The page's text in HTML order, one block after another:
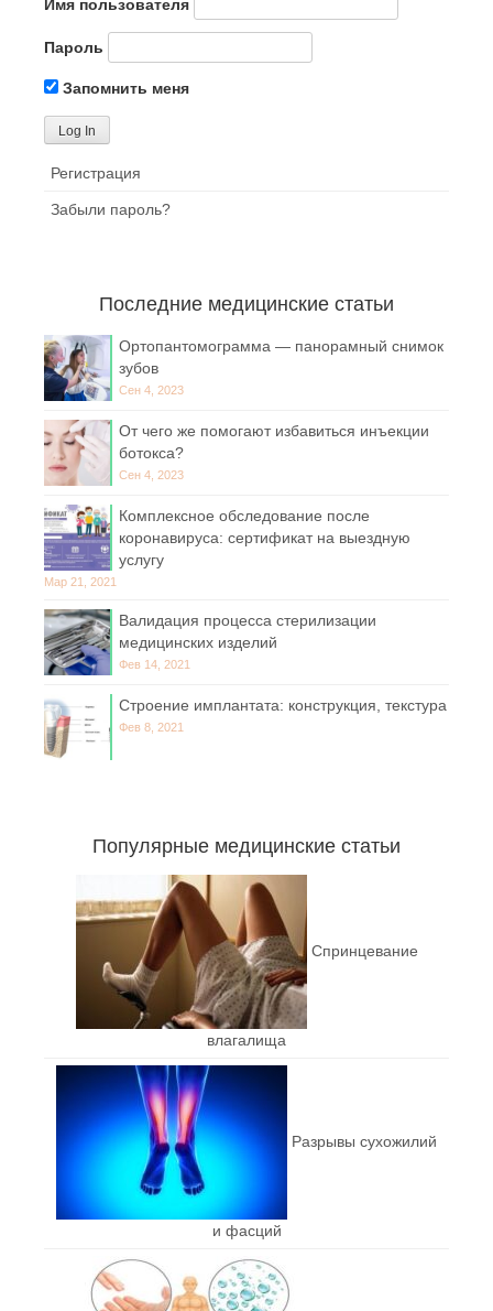
Имя пользователя
Пароль
Запомнить меня
Регистрация
Забыли пароль?
Последние медицинские статьи
Ортопантомограмма — панорамный снимок
зубов
Сен 4, 2023
От чего же помогают избавиться инъекции
ботокса?
Сен 4, 2023
Комплексное обследование после
коронавируса: сертификат на выездную
услугу
Мар 21, 2021
Валидация процесса стерилизации
медицинских изделий
Фев 14, 2021
Строение имплантата: конструкция, текстура
Фев 8, 2021
Популярные медицинские статьи
Спринцевание
влагалища
Разрывы сухожилий
и фасций